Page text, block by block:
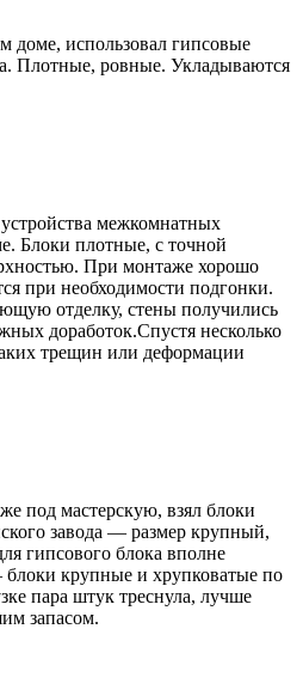
доме, использовал гипсовые
Плотные, ровные. Укладываются
межкомнатных
Блоки плотные, с точной
При монтаже хорошо
при необходимости подгонки.
отделку, стены получились
доработок.Спустя несколько
трещин или деформации
под мастерскую, взял блоки
завода — размер крупный,
гипсового блока вполне
крупные и хрупковатые по
пара штук треснула, лучше
запасом.